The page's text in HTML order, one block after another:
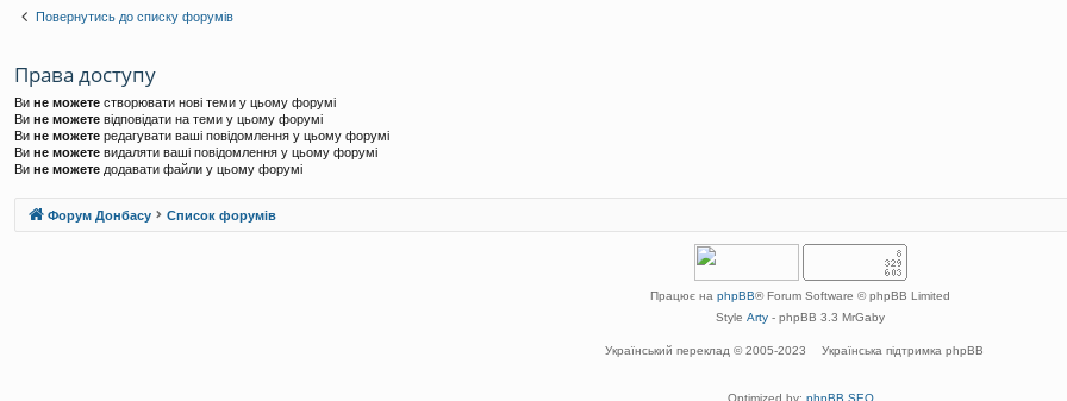
Повернутись до списку форумів
Права доступу
Ви не можете створювати нові теми у цьому форумі
Ви не можете відповідати на теми у цьому форумі
Ви не можете редагувати ваші повідомлення у цьому форумі
Ви не можете видаляти ваші повідомлення у цьому форумі
Ви не можете додавати файли у цьому форумі
Форум Донбасу Список форумів
Працює на phpBB® Forum Software © phpBB Limited
Style Arty - phpBB 3.3 MrGaby
Український переклад © 2005-2023 Українська підтримка phpBB
Optimized by: phpBB SEO